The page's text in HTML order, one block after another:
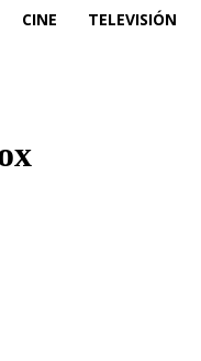
CINE TELEVISIÓN